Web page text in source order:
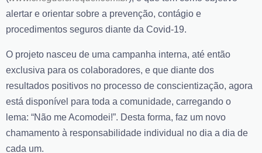
alertar e orientar sobre a prevenção, contágio e
procedimentos seguros diante da Covid-19.
O projeto nasceu de uma campanha interna, até então
exclusiva para os colaboradores, e que diante dos
resultados positivos no processo de conscientização, agora
está disponível para toda a comunidade, carregando o
lema: “Não me Acomodei!”. Desta forma, faz um novo
chamamento à responsabilidade individual no dia a dia de
cada um.